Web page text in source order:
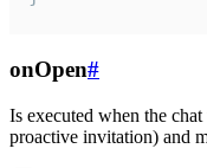
onOpen#
Is executed when the
proactive invitation) and